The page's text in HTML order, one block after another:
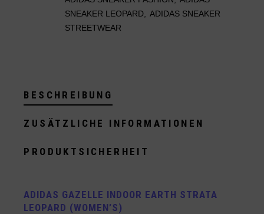
SNEAKER LEOPARD ,ADIDAS SNEAKER
STREETWEAR
BESCHREIBUNG
ZUSÄTZLICHE INFORMATIONEN
PRODUKTSICHERHEIT
ADIDAS GAZELLE INDOOR EARTH STRATA
LEOPARD (WOMEN’S)